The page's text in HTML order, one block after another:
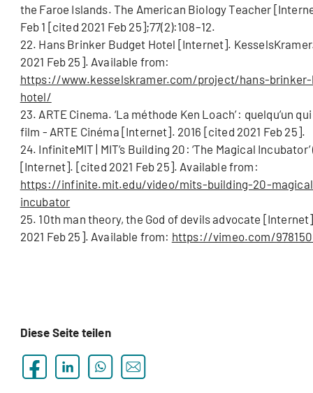
the Faroe Islands. The American Biology Teacher
Feb 1 [cited 2021 Feb 25];77(2):108–12.
22. Hans Brinker Budget Hotel [Internet].
2021 Feb 25]. Available from:
https://www.kesselskramer.com/project/hans-
hotel/
23. ARTE Cinema. ‘La méthode Ken Loach’ : quelqu’un
film - ARTE Cinéma [Internet]. 2016 [cited 2021 Feb 25].
24. InfiniteMIT | MIT’s Building 20: ‘The Magical Incubator’
[Internet]. [cited 2021 Feb 25]. Available from:
https://infinite.mit.edu/video/mits-building-20-
incubator
25. 10th man theory, the God of devils advocate
2021 Feb 25]. Available from: https://vimeo.com/
Diese Seite teilen